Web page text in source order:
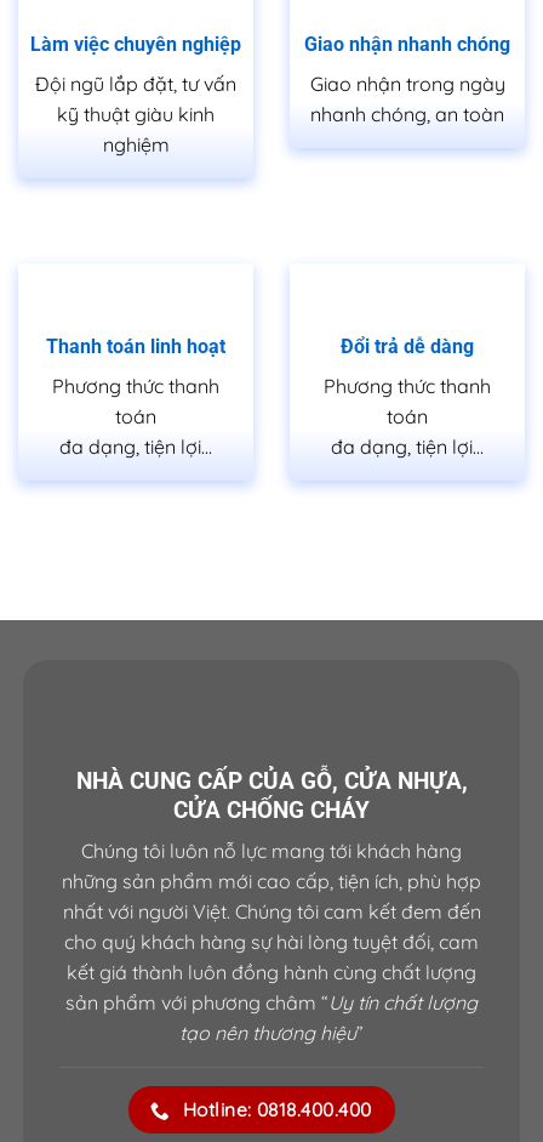
Làm việc chuyên nghiệp
Đội ngũ lắp đặt, tư vấn
kỹ thuật giàu kinh
nghiệm
Giao nhận nhanh chóng
Giao nhận trong ngày
nhanh chóng, an toàn
Thanh toán linh hoạt
Phương thức thanh
toán
đa dạng, tiện lợi…
Đổi trả dễ dàng
Phương thức thanh
toán
đa dạng, tiện lợi…
NHÀ CUNG CẤP CỦA GỖ, CỬA NHỰA,
CỬA CHỐNG CHÁY
Chúng tôi luôn nỗ lực mang tới khách hàng
những sản phẩm mới cao cấp, tiện ích, phù hợp
nhất với người Việt. Chúng tôi cam kết đem đến
cho quý khách hàng sự hài lòng tuyệt đối, cam
kết giá thành luôn đồng hành cùng chất lượng
sản phẩm với phương châm “Uy tín chất lượng
tạo nên thương hiệu”
Hotline: 0818.400.400